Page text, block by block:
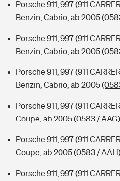
Porsche 911, 997 (911
Benzin, Cabrio, ab 2005
Porsche 911, 997 (911
Benzin, Cabrio, ab 2005
Porsche 911, 997 (911
Benzin, Cabrio, ab 2005
Porsche 911, 997 (911
Coupe, ab 2005(0583 / AAG)
Porsche 911, 997 (911
Coupe, ab 2005(0583 / AAH)
Porsche 911, 997 (911